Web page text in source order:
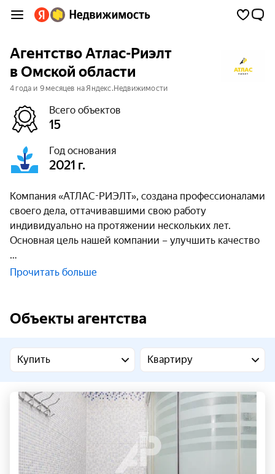
Агентство Атлас-Риэлт
в Омской области
4 года и 9 месяцев на Яндекс.Недвижимости
Всего объектов
15
Год основания
2021 г.
Компания «АТЛАС-РИЭЛТ», создана профессионалами
своего дела, оттачивавшими свою работу
индивидуально на протяжении нескольких лет.
Основная цель нашей компании – улучшить качество
Прочитать больше
Объекты агентства
Купить Квартиру